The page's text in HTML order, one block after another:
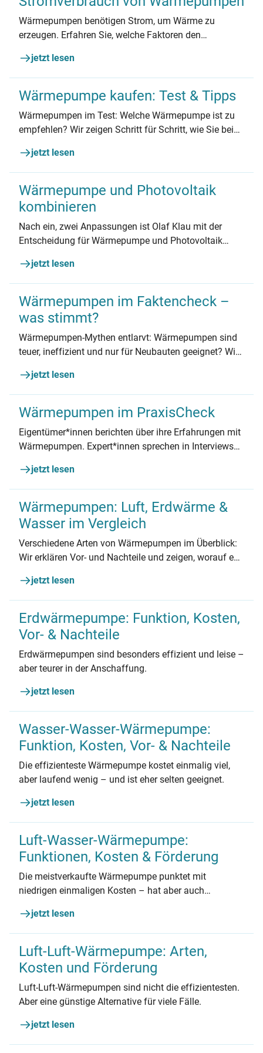
Wärmepumpen benötigen Strom, um Wärme zu
erzeugen. Erfahren Sie, welche Faktoren den
wie Sie die damit verbundenen Kosten berechnen
können.
jetzt lesen
Wärmepumpe kaufen: Test & Tipps
Wärmepumpen im Test: Welche Wärmepumpe ist zu
empfehlen? Wir zeigen Schritt für Schritt, wie Sie beim
bei der Planung gibt es einiges zu beachten.
jetzt lesen
Wärmepumpe und Photovoltaik
kombinieren
Nach ein, zwei Anpassungen ist Olaf Klau mit der
Entscheidung für Wärmepumpe und Photovoltaik
jetzt lesen
Wärmepumpen im Faktencheck –
was stimmt?
Wärmepumpen-Mythen entlarvt: Wärmepumpen sind
teuer, ineffizient und nur für Neubauten geeignet? Wir
und zeigen, was wirklich dran ist.
jetzt lesen
Wärmepumpen im PraxisCheck
Eigentümer*innen berichten über ihre Erfahrungen mit
Wärmepumpen. Expert*innen sprechen in Interviews
zahlreichen Tipps. Das alles erwartet Sie in diesem
Dossier.
jetzt lesen
Wärmepumpen: Luft, Erdwärme &
Wasser im Vergleich
Verschiedene Arten von Wärmepumpen im Überblick:
Wir erklären Vor- und Nachteile und zeigen, worauf es
wirklich ankommt.
jetzt lesen
Erdwärmepumpe: Funktion, Kosten,
Vor- & Nachteile
Erdwärmepumpen sind besonders effizient und leise –
aber teurer in der Anschaffung.
jetzt lesen
Wasser-Wasser-Wärmepumpe:
Funktion, Kosten, Vor- & Nachteile
Die effizienteste Wärmepumpe kostet einmalig viel,
aber laufend wenig – und ist eher selten geeignet.
jetzt lesen
Luft-Wasser-Wärmepumpe:
Funktionen, Kosten & Förderung
Die meistverkaufte Wärmepumpe punktet mit
niedrigen einmaligen Kosten – hat aber auch
jetzt lesen
Luft-Luft-Wärmepumpe: Arten,
Kosten und Förderung
Luft-Luft-Wärmepumpen sind nicht die effizientesten.
Aber eine günstige Alternative für viele Fälle.
jetzt lesen